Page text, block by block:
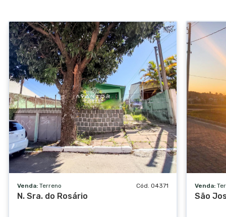
Estacionamento
Estacionamento visitantes
Venda: Terreno Cód. 04371
N. Sra. do Rosário
Venda:
São